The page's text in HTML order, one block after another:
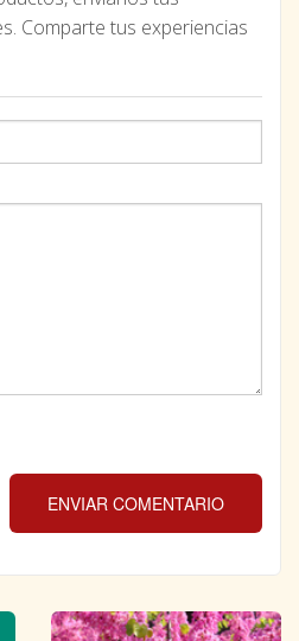
Comparte tus experiencias
ENVIAR COMENTARIO